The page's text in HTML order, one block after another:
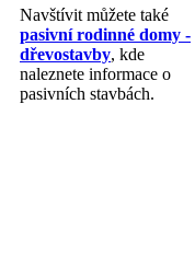
Navštívit můžete také
pasivní rodinné domy -
dřevostavby, kde
naleznete informace o
pasivních stavbách.